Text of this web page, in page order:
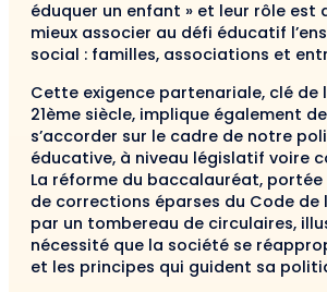
éduquer un enfant » et leur rôle est
mieux associer au défi éducatif
social : familles, associations et
Cette exigence partenariale, clé de
21ème siècle, implique également
s’accorder sur le cadre de notre
éducative, à niveau législatif voire
La réforme du baccalauréat,
de corrections éparses du Code de
par un tombereau de circulaires,
nécessité que la société se
et les principes qui guident sa